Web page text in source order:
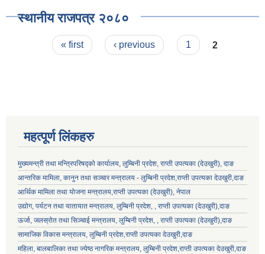
स्थानीय राजपत्र २०८०
Pages« first ‹ previous 1 2
महत्पूर्ण लिंकहरु
मुख्यमन्त्री तथा मन्त्रिपरिषद्को कार्यालय, लुम्बिनी प्रदेश, राप्ती उपत्यका (देउखुरी), दाङ
आन्तरिक मामिला, कानुन तथा सञ्चार मन्त्रालय - लुम्बिनी प्रदेश,राप्ती उपत्यका देउखुरी,दाङ
आर्थिक मामिला तथा योजना मन्त्रालय,राप्ती उपत्यका (देउखुरी), नेपाल
उद्योग, पर्यटन तथा यातायात मन्त्रालय, लुम्बिनी प्रदेश, , राप्ती उपत्यका (देउखुरी),दाङ
ऊर्जा, जलस्रोत तथा सिञ्चाई मन्त्रालय, लुम्बिनी प्रदेश, , राप्ती उपत्यका (देउखुरी),दाङ
सामाजिक विकास मन्‍‍त्रालय, लुम्बिनी प्रदेश,राप्ती उपत्यका देउखुरी,दाङ
महिला, बालबालिका तथा ज्येष्ठ नागरिक मन्त्रालय, लुम्बिनी प्रदेश,राप्ती उपत्यका देउखुरी,दाङ